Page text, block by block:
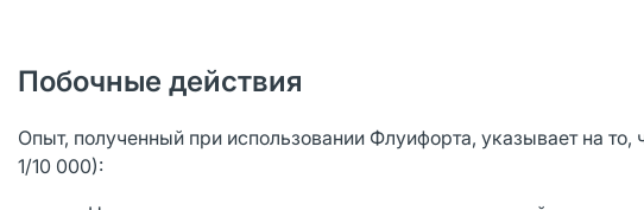
Побочные действия
Опыт, полученный при использовании Флуифорта, указывает на
1/10 000):